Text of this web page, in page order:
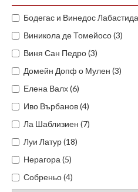
Бодегас и Винедос
Виникола де Томейосо (3)
Виня Сан Педро (3)
Домейн Допф о Мулен (3)
Елена Валх (6)
Иво Върбанов (4)
Ла Шаблизиен (7)
Луи Латур (18)
Нерагора (5)
Собреньо (4)